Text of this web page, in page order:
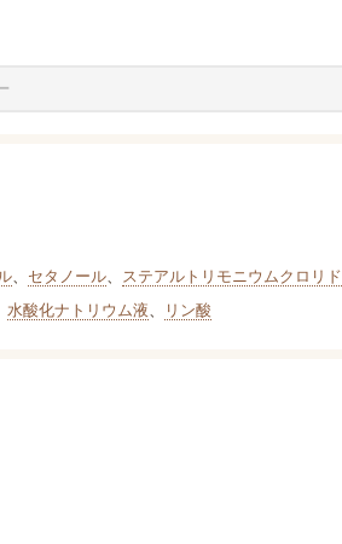
、 セタノール、 ステアルトリモニウムクロリド
水酸化ナトリウム液、 リン酸